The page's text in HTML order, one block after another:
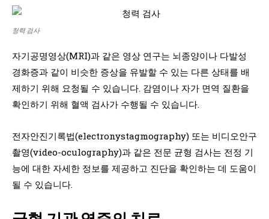
청력 검사
자기공명영상(MRI)과 같은 영상 연구는 뇌종양이나 다발성
경화증과 같이 비슷한 증상을 유발할 수 있는 다른 상태를 배
제하기 위해 요청될 수 있습니다. 감염이나 자가 면역 질환을
확인하기 위해 혈액 검사가 수행될 수 있습니다.
전자안진기록법(electronystagmography) 또는 비디오안구
촬영(video-oculography)과 같은 전문 균형 검사는 전정 기
능에 대한 자세한 정보를 제공하고 진단을 확인하는 데 도움이
될 수 있습니다.